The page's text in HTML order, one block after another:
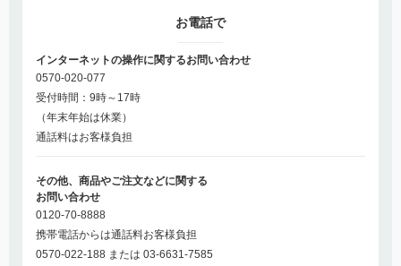
お電話で
インターネットの操作に関するお問い合わせ
0570-020-077
受付時間：9時～17時
（年末年始は休業）
通話料はお客様負担
その他、商品やご注文などに関する
お問い合わせ
0120-70-8888
携帯電話からは通話料お客様負担
0570-022-188 または 03-6631-7585